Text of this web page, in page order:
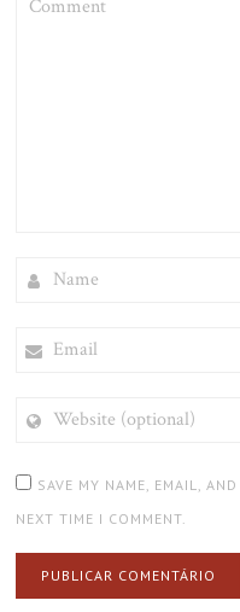
(OPTIONAL)
SAVE MY NAME, EMAIL,
NEXT TIME I COMMENT.